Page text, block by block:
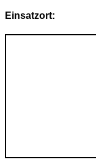
Einsatzort: